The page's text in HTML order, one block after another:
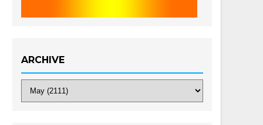
ARCHIVE